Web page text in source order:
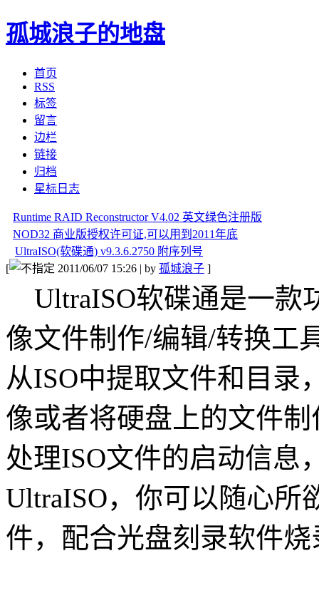
孤城浪子的地盘
首页
RSS
标签
留言
边栏
链接
归档
星标日志
Runtime RAID Reconstructor V4.02 英文绿色注册版
NOD32 商业版授权许可证,可以用到2011年底
UltraISO(软碟通) v9.3.6.2750 附序列号
[
2011/06/07 15:26 | by 孤城浪子 ]
UltraISO软碟通是一款
像文件制作/编辑/转换工
从ISO中提取文件和目录
像或者将硬盘上的文件
处理ISO文件的启动信息
UltraISO，你可以随心所
件，配合光盘刻录软件